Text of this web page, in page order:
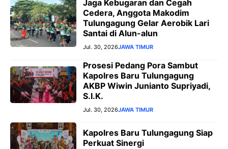
Jaga Kebugaran dan Cegah
Cedera, Anggota Makodim
Tulungagung Gelar Aerobik Lari
Santai di Alun-alun
Jul. 30, 2026JAWA TIMUR
Prosesi Pedang Pora Sambut
Kapolres Baru Tulungagung
AKBP Wiwin Junianto Supriyadi,
S.I.K.
Jul. 30, 2026JAWA TIMUR
Kapolres Baru Tulungagung Siap
Perkuat Sinergi